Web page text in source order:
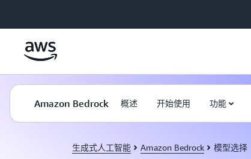
Amazon Bedrock 概述 开始使用 功能
生成式人工智能 Amazon Bedrock 模型选择